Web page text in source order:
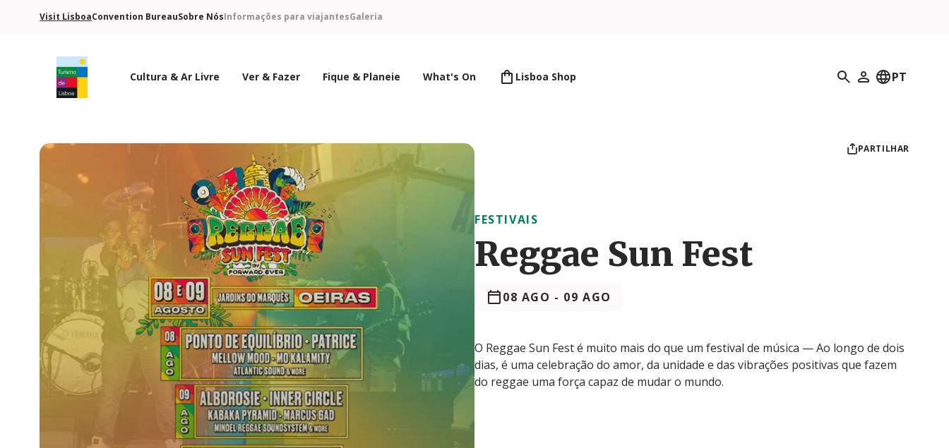
Visit LisboaConvention BureauSobre NósInformações para viajantesGaleria
Cultura & Ar Livre Ver & Fazer Fique & Planeie What's On Lisboa Shop Pesquisar
O meu perfil
PT
PARTILHAR
FESTIVAIS
Reggae Sun Fest
08 AGO - 09 AGO
O Reggae Sun Fest é muito mais do que um festival de música — Ao longo de dois
dias, é uma celebração do amor, da unidade e das vibrações positivas que fazem
do reggae uma força capaz de mudar o mundo.